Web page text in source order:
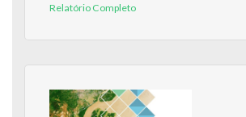
Relatório Completo